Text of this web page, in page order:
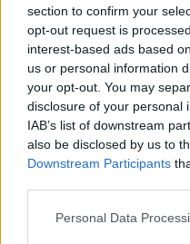
section to confirm your
opt-out request is
interest-based ads based
us or personal information
your opt-out. You may
disclosure of your personal
IAB’s list of downstream
also be disclosed by us to
Downstream Participants
Personal Data
Φόβοςεγκατάλειψης
Οι άνθρωποι που
συναισθηματικά
μπορεί να έχουν
εγκατάλειψης
τους.